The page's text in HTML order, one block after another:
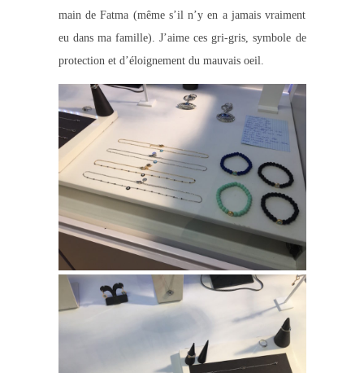
main de Fatma (même s’il n’y en a jamais vraiment
eu dans ma famille). J’aime ces gri-gris, symbole de
protection et d’éloignement du mauvais oeil.